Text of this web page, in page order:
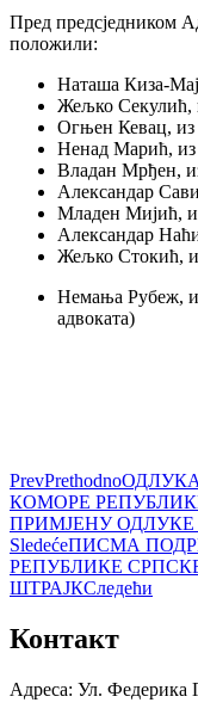
Пред предсједником
положили:
Наташа Киза-
Жељко Секулић,
Огњен Кевац, из
Ненад Марић,
Владан Мрђен,
Александар
Младен Мијић,
Александар
Жељко Стокић,
Немања Рубеж,
адвоката)
PrevPrethodno
КОМОРЕ
ПРИМЈЕНУ
SledećeПИСМА
РЕПУБЛИКЕ
ШТРАЈКСледећи
Контакт
Адреса: Ул. Федерика